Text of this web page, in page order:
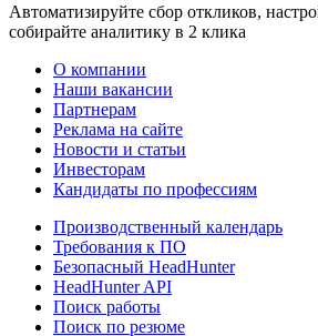
Автоматизируйте сбор откликов,
собирайте аналитику в 2 клика
О компании
Наши вакансии
Партнерам
Реклама на сайте
Новости и статьи
Инвесторам
Кандидаты по профессиям
Производственный календарь
Требования к ПО
Безопасный HeadHunter
HeadHunter API
Поиск работы
Поиск по резюме